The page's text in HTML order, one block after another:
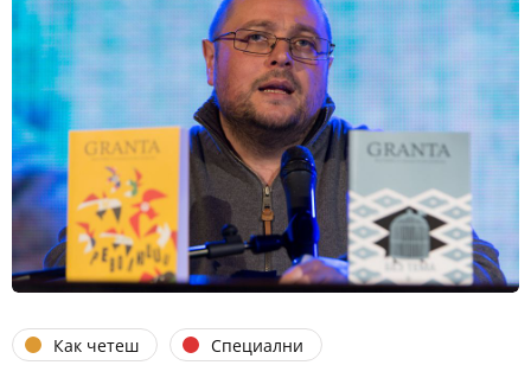
Как четеш Специални